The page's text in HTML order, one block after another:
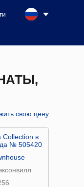
свою цену
в
№ 505420